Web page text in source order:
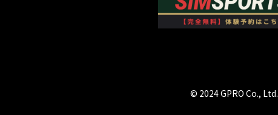
© 2024 GPRO Co., Ltd.